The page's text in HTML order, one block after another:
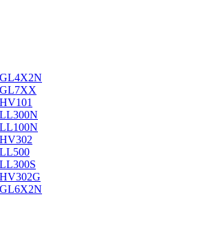
GL4X2N
GL7XX
GL6X2N